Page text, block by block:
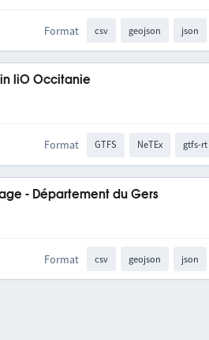
Format csv geojson json
liO Occitanie
Format GTFS NeTEx gtfs-rt
- Département du Gers
Format csv geojson json